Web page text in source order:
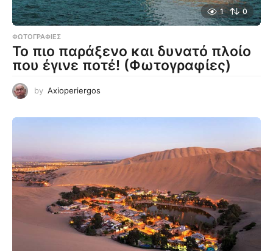
1 0
ΦΩΤΟΓΡΑΦΊΕΣ
Το πιο παράξενο και δυνατό πλοίο
που έγινε ποτέ! (Φωτογραφίες)
by Axioperiergos